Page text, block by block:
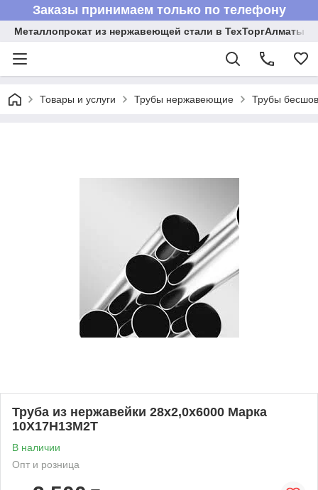
Заказы принимаем только по телефону
Металлопрокат из нержавеющей стали в ТехТоргАлматы
Товары и услуги Трубы нержавеющие Трубы
Труба из нержавейки 28х2,0х6000 Марка
10Х17Н13М2Т
В наличии
Опт и розница